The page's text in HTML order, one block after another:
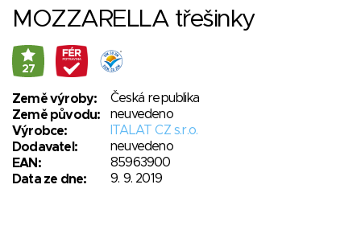
MOZZARELLA třešinky
27
Země výroby:
Česká republika
Země původu:
neuvedeno
Výrobce:
ITALAT CZ s.r.o.
Dodavatel:
neuvedeno
EAN:
85963900
Data ze dne:
9. 9. 2019